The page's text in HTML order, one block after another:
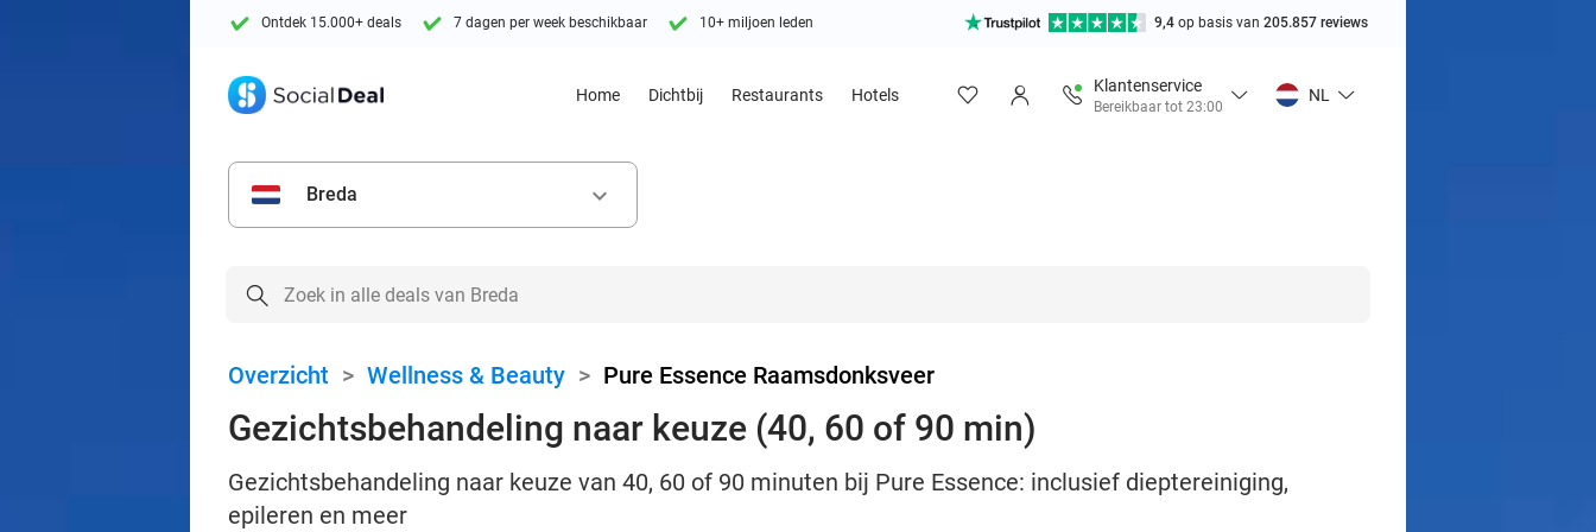
Ontdek 15.000+ deals 7 dagen per week beschikbaar 10+ miljoen leden 9,4 op basis van 205.857 reviews
Home Dichtbij Restaurants Hotels
Klantenservice
Bereikbaar tot 23:00
NL
Breda keyboard_arrow_down
Overzicht > Wellness & Beauty > Pure Essence Raamsdonksveer
Gezichtsbehandeling naar keuze (40, 60 of 90 min)
Gezichtsbehandeling naar keuze van 40, 60 of 90 minuten bij Pure Essence: inclusief dieptereiniging,
epileren en meer